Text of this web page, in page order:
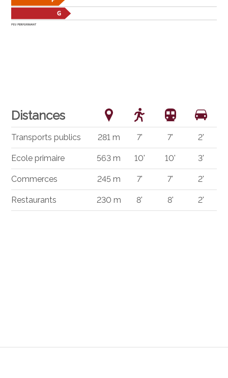
Distances
Transports publics 281 m 7' 7' 2'
Ecole primaire 563 m 10' 10' 3'
Commerces 245 m 7' 7' 2'
Restaurants 230 m 8' 8' 2'